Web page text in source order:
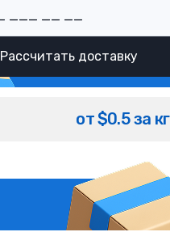
Рассчитать доставку
от $0.5 за кг